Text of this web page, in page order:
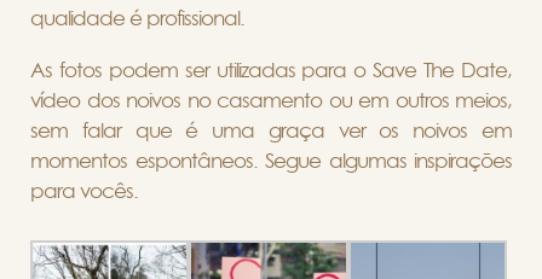
qualidade é profissional.
As fotos podem ser utilizadas para o Save The Date,
vídeo dos noivos no casamento ou em outros meios,
sem falar que é uma graça ver os noivos em
momentos espontâneos. Segue algumas inspirações
para vocês.